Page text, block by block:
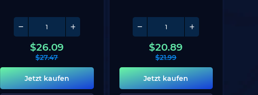
$26.09
$27.47
Jetzt kaufen
$20.89
$21.99
Jetzt kaufen